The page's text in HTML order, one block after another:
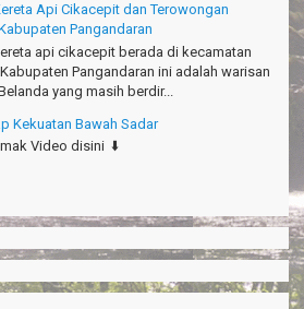
Api Cikacepit dan Terowongan
Pangandaran
api cikacepit berada di kecamatan
Pangandaran ini adalah warisan
yang masih berdir...
Kekuatan Bawah Sadar
Video disini ⬇️